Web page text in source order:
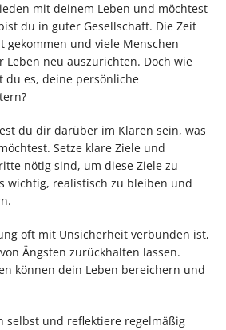
mit deinem Leben und möchtest
du in guter Gesellschaft. Die Zeit
gekommen und viele Menschen
Leben neu auszurichten. Doch wie
du es, deine persönliche
du dir darüber im Klaren sein, was
Setze klare Ziele und
nötig sind, um diese Ziele zu
wichtig, realistisch zu bleiben und
oft mit Unsicherheit verbunden ist,
Ängsten zurückhalten lassen.
können dein Leben bereichern und
selbst und reflektiere regelmäßig